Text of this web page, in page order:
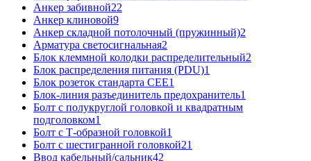
Анкер забивной22
Анкер клиновой9
Анкер складной потолочный (пружинный)2
Арматура светосигнальная2
Блок клеммной колодки распределительный2
Блок распределения питания (PDU)1
Блок розеток стандарта CEE1
Блок-линия разъединитель предохранитель1
Болт с полукруглой головкой и квадратным
подголовком1
Болт с Т-образной головкой1
Болт с шестигранной головкой21
Ввод кабельный/сальник42